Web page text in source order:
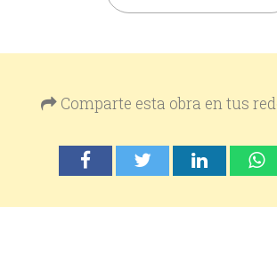
Comparte esta obra en tus